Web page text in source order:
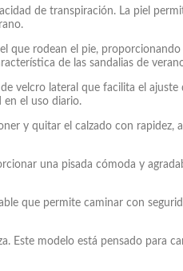
de transpiración. La piel
que rodean el pie,
de las sandalias de
velcro lateral que facilita el ajuste
el uso diario.
y quitar el calzado con rapidez,
una pisada cómoda y
que permite caminar con
Este modelo está pensado para